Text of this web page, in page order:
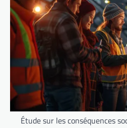
Étude sur les conséquences